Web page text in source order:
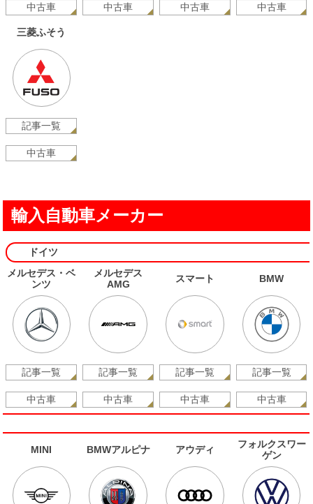
中古車 中古車 中古車 中古車
三菱ふそう
記事一覧
中古車
輸入自動車メーカー
ドイツ
メルセデス・ベ
ンツ
記事一覧
中古車
メルセデス
AMG
記事一覧
中古車
スマート
記事一覧
中古車
BMW
記事一覧
中古車
MINI BMWアルピナ アウディ
フォルクスワー
ゲン